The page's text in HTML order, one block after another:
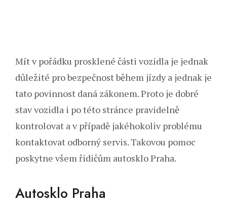
Mít v pořádku prosklené části vozidla je jednak
důležité pro bezpečnost během jízdy a jednak je
tato povinnost daná zákonem. Proto je dobré
stav vozidla i po této stránce pravidelně
kontrolovat a v případě jakéhokoliv problému
kontaktovat odborný servis. Takovou pomoc
poskytne všem řidičům autosklo Praha.
Autosklo Praha